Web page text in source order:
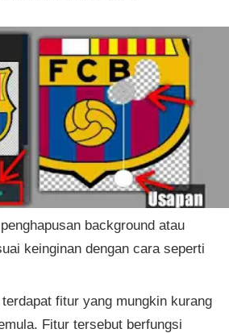
background atau
keinginan dengan cara seperti
fitur yang mungkin kurang
Fitur tersebut berfungsi